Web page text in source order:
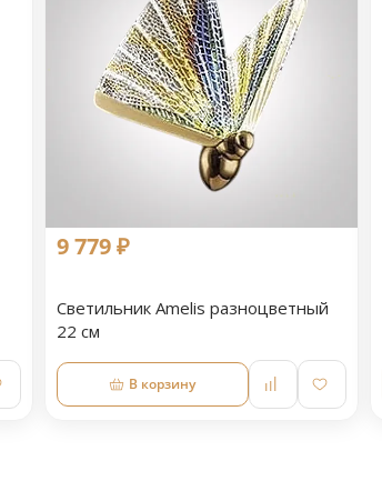
9 779 ₽
Светильник Amelis разноцветный
22 см
В корзину